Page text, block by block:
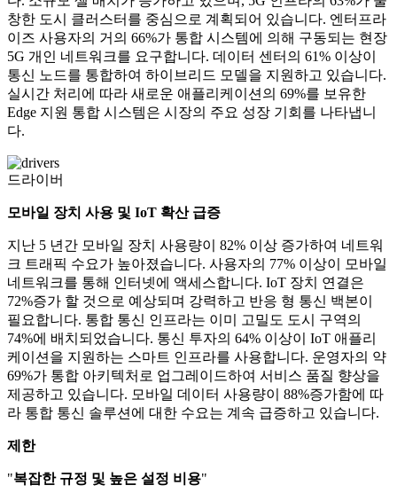
창한 도시 클러스터를 중심으로 계획되어 있습니다. 엔터프라
이즈 사용자의 거의 66%가 통합 시스템에 의해 구동되는 현장
5G 개인 네트워크를 요구합니다. 데이터 센터의 61% 이상이
통신 노드를 통합하여 하이브리드 모델을 지원하고 있습니다.
실시간 처리에 따라 새로운 애플리케이션의 69%를 보유한
Edge 지원 통합 시스템은 시장의 주요 성장 기회를 나타냅니
다.
드라이버
모바일 장치 사용 및 IoT 확산 급증
지난 5 년간 모바일 장치 사용량이 82% 이상 증가하여 네트워
크 트래픽 수요가 높아졌습니다. 사용자의 77% 이상이 모바일
네트워크를 통해 인터넷에 액세스합니다. IoT 장치 연결은
72%증가 할 것으로 예상되며 강력하고 반응 형 통신 백본이
필요합니다. 통합 통신 인프라는 이미 고밀도 도시 구역의
74%에 배치되었습니다. 통신 투자의 64% 이상이 IoT 애플리
케이션을 지원하는 스마트 인프라를 사용합니다. 운영자의 약
69%가 통합 아키텍처로 업그레이드하여 서비스 품질 향상을
제공하고 있습니다. 모바일 데이터 사용량이 88%증가함에 따
라 통합 통신 솔루션에 대한 수요는 계속 급증하고 있습니다.
제한
"복잡한 규정 및 높은 설정 비용"